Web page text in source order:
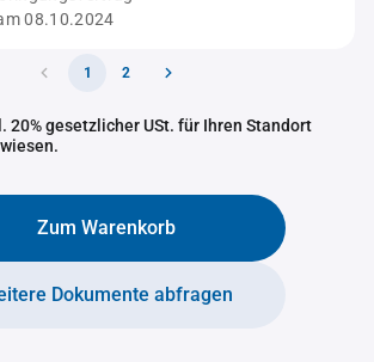
08.10.2024
1 2
20% gesetzlicher USt. für Ihren Standort
Zum Warenkorb
Dokumente abfragen